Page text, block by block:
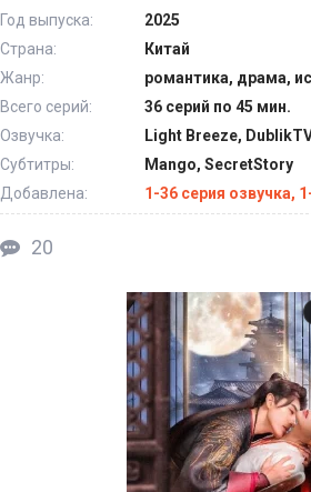
Год выпуска:
2025
Страна:
Китай
Жанр:
романтика, драма,
Всего серий:
36 серий по 45 мин.
Озвучка:
Light Breeze,
Субтитры:
Mango, SecretStory
Добавлена:
1-36 серия озвучка,
20